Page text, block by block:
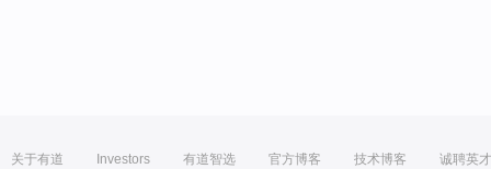
关于有道 Investors 有道智选 官方博客 技术博客 诚聘英才